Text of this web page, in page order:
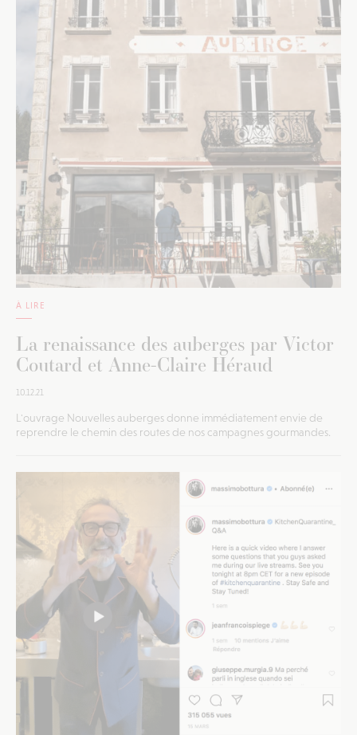
À LIRE
La renaissance des auberges par Victor
Coutard et Anne-Claire Héraud
10.12.21
L'ouvrage Nouvelles auberges donne immédiatement envie de
reprendre le chemin des routes de nos campagnes gourmandes.